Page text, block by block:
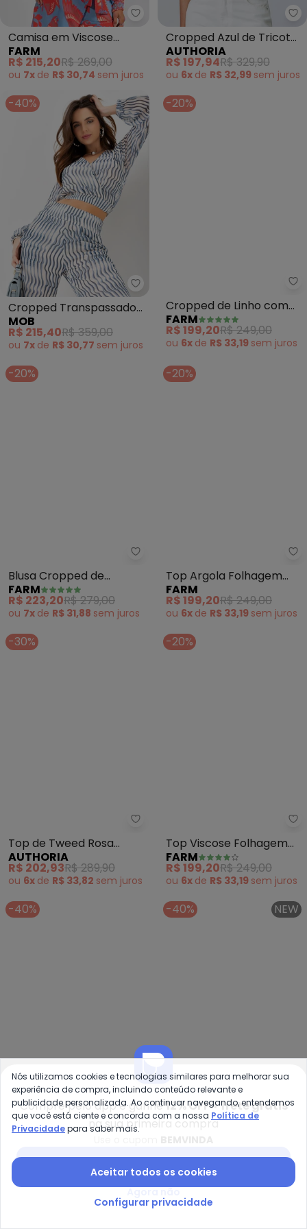
Farm - Camisa em Viscose
Camisa em Viscose
Mania de Caju (Azul)
FARM
R$ 215,20R$ 269,00
ou 7x de R$ 30,74 sem juros
Cropped Azul de Tricot
com Strass (Azul)
AUTHORIA
R$ 197,94R$ 329,90
ou 6x de R$ 32,99 sem juros
-40%
Mob - Cropped Transpassado
Cropped Transpassado
Malha Tule Estampa
(Azul)
MOB
R$ 215,40R$ 359,00
ou 7x de R$ 30,77 sem juros
-20%
Cropped de Linho com
Amarração (Verde)
FARM
R$ 199,20R$ 249,00
ou 6x de R$ 33,19 sem juros
-20%
Farm - Blusa Cropped de
Blusa Cropped de
Amarração Florescer
(Rosa)
FARM
R$ 223,20R$ 279,00
ou 7x de R$ 31,88 sem juros
-20%
Top Argola Folhagem
Sossego Viscose (Azul)
FARM
R$ 199,20R$ 249,00
ou 6x de R$ 33,19 sem juros
-30%
Top de Tweed Rosa
Xadrez (Rosa)
AUTHORIA
R$ 202,93R$ 289,90
ou 6x de R$ 33,82 semjuros
-20%
Top Viscose Folhagem
Fresca (Verde)
FARM
R$ 199,20R$ 249,00
ou 6x de R$ 33,19 semjuros
-40%
Authoria - Top de Laise Bege
Top de Laise Bege
Bordado (Bege)
AUTHORIA
ou7xdeR$ 30,84semjuros
-40% NEW
Top Alfaiataria (Rosa Giz)
ou6xdeR$ 31,22semjuros
NEW
Compre pelo app e ganhe12% OFF + frete grátis
na sua primeira compra
Nós utilizamos cookies e tecnologias similares para melhorar sua
experiência de compra, incluindo conteúdo relevante e
publicidade personalizada. Ao continuar navegando, entendemos
que você está ciente e concorda com a nossa Política de
Privacidadepara saber mais.
Aceitar todos os cookies
Configurar privacidade